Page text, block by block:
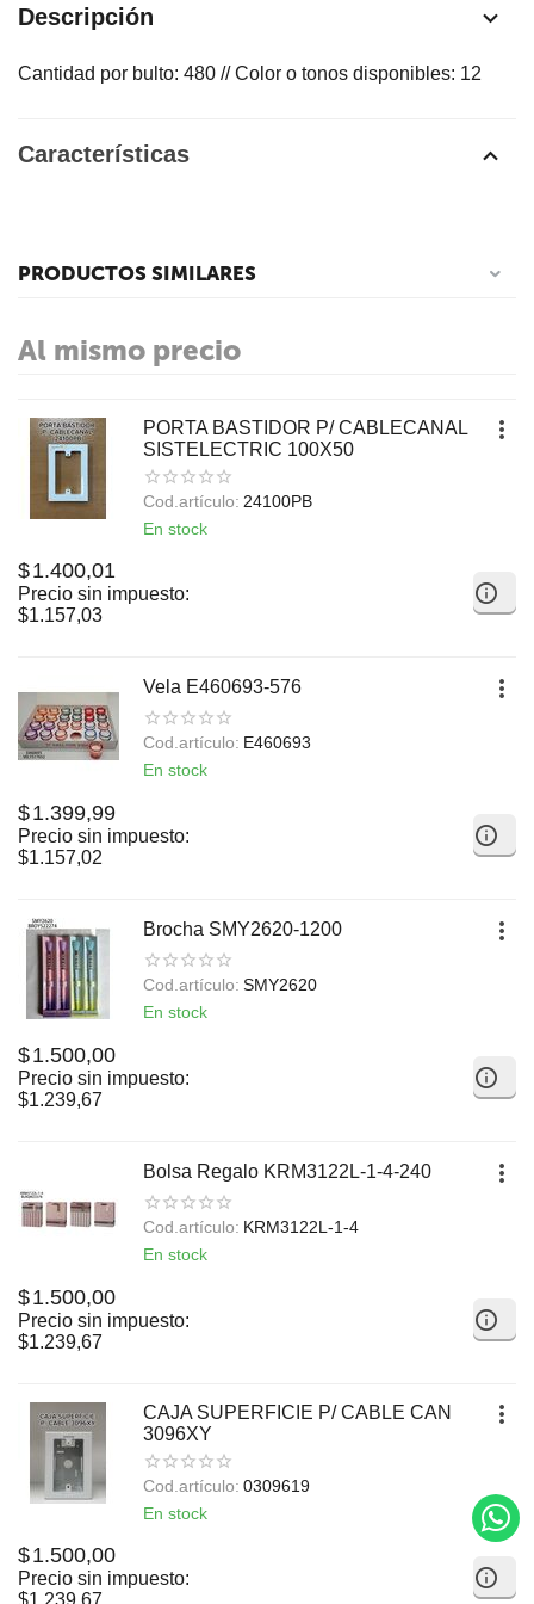
Descripción
Cantidad por bulto: 480 // Color o tonos disponibles: 12
Características
PRODUCTOS SIMILARES
Al mismo precio
PORTA BASTIDOR P/ CABLECANAL
SISTELECTRIC 100X50
Cod.artículo: 24100PB
En stock
$1.400,01
Precio sin impuesto:
$1.157,03
Vela E460693-576
Cod.artículo: E460693
En stock
$1.399,99
Precio sin impuesto:
$1.157,02
Brocha SMY2620-1200
Cod.artículo: SMY2620
En stock
$1.500,00
Precio sin impuesto:
$1.239,67
Bolsa Regalo KRM3122L-1-4-240
Cod.artículo: KRM3122L-1-4
En stock
$1.500,00
Precio sin impuesto:
$1.239,67
CAJA SUPERFICIE P/ CABLE CAN
3096XY
Cod.artículo: 0309619
En stock
$1.500,00
Precio sin impuesto:
$1.239,67